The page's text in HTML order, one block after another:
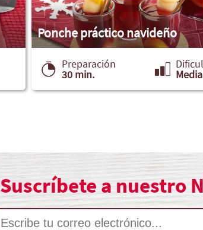
Ponche práctico navideño
Preparación
30 min. Media
Suscríbete a nuestro